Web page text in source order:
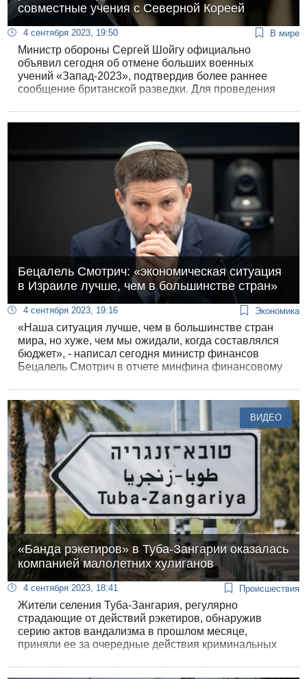
совместные учения с Северной Кореей
4 сентября 2023, 19:50 В мире
Министр обороны Сергей Шойгу официально
объявил сегодня об отмене больших военных
учений «Запад-2023», подтвердив более раннее
сообщение британской разведки. Для проведения
личного состава - и, как полагают западные
показательной демонстрации военной мощи на
фоне провалов российских войск в Украине мог
оказаться неблагоприятным для Кремля. При этом
Шойгу не исключил возможность проведения
совместных военных учений с КНДР.
Бецалель Смотрич: «экономическая ситуация
в Израиле лучше, чем в большинстве стран»
4 сентября 2023, 19:16 Экономика
«Наша ситуация лучше, чем в большинстве стран
мира, но хуже, чем мы ожидали, когда составлялся
бюджет», - написал сегодня министр финансов
Бецалель Смотрич в отчете минфина финансовому
ВИДЕО
«Банда рэкетиров» в Туба-Зангарии оказалась
компанией малолетних хулиганов
4 сентября 2023, 18:41 Происшествия
Жители селения Туба-Зангария, регулярно
страдающие от действий рэкетиров, обнаружив
серию актов вандализма в прошлом месяце,
приняли ее за очередные действия криминальных
Каково же было удивление полиции, вышедшей на